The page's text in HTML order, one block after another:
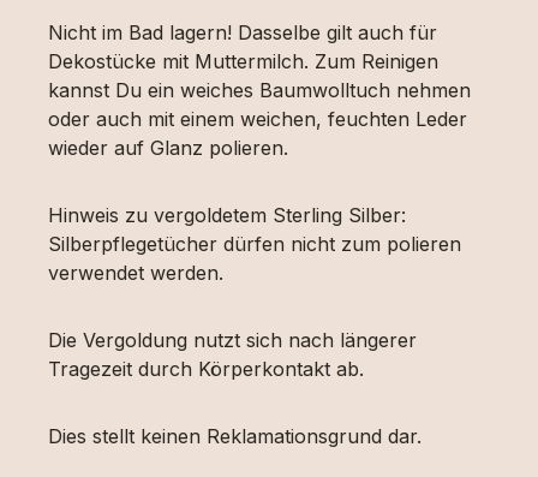
Nicht im Bad lagern! Dasselbe gilt auch für
Dekostücke mit Muttermilch. Zum Reinigen
kannst Du ein weiches Baumwolltuch nehmen
oder auch mit einem weichen, feuchten Leder
wieder auf Glanz polieren.
Hinweis zu vergoldetem Sterling Silber:
Silberpflegetücher dürfen nicht zum polieren
verwendet werden.
Die Vergoldung nutzt sich nach längerer
Tragezeit durch Körperkontakt ab.
Dies stellt keinen Reklamationsgrund dar.